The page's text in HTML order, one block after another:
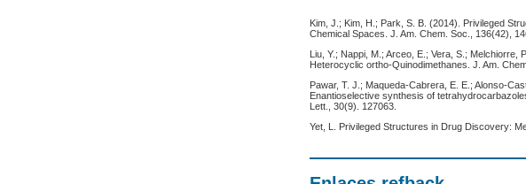
Kim, J.; Kim, H.; Park, S. B. (2014). Privileged
Chemical Spaces. J. Am. Chem. Soc., 136(42),
Liu, Y.; Nappi, M.; Arceo, E.; Vera, S.;
Heterocyclic ortho-Quinodimethanes. J. Am.
Pawar, T. J.; Maqueda-Cabrera, E. E.; Alonso-
Enantioselective synthesis of
Lett., 30(9). 127063.
Yet, L. Privileged Structures in Drug Discovery: